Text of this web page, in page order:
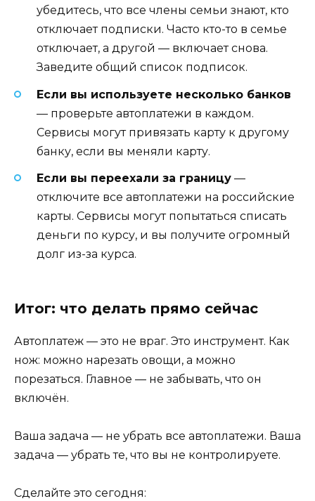
убедитесь, что все члены семьи знают, кто
отключает подписки. Часто кто-то в семье
отключает, а другой — включает снова.
Заведите общий список подписок.
Если вы используете несколько банков
— проверьте автоплатежи в каждом.
Сервисы могут привязать карту к другому
банку, если вы меняли карту.
Если вы переехали за границу —
отключите все автоплатежи на российские
карты. Сервисы могут попытаться списать
деньги по курсу, и вы получите огромный
долг из-за курса.
Итог: что делать прямо сейчас
Автоплатеж — это не враг. Это инструмент. Как
нож: можно нарезать овощи, а можно
порезаться. Главное — не забывать, что он
включён.
Ваша задача — не убрать все автоплатежи. Ваша
задача — убрать те, что вы не контролируете.
Сделайте это сегодня: